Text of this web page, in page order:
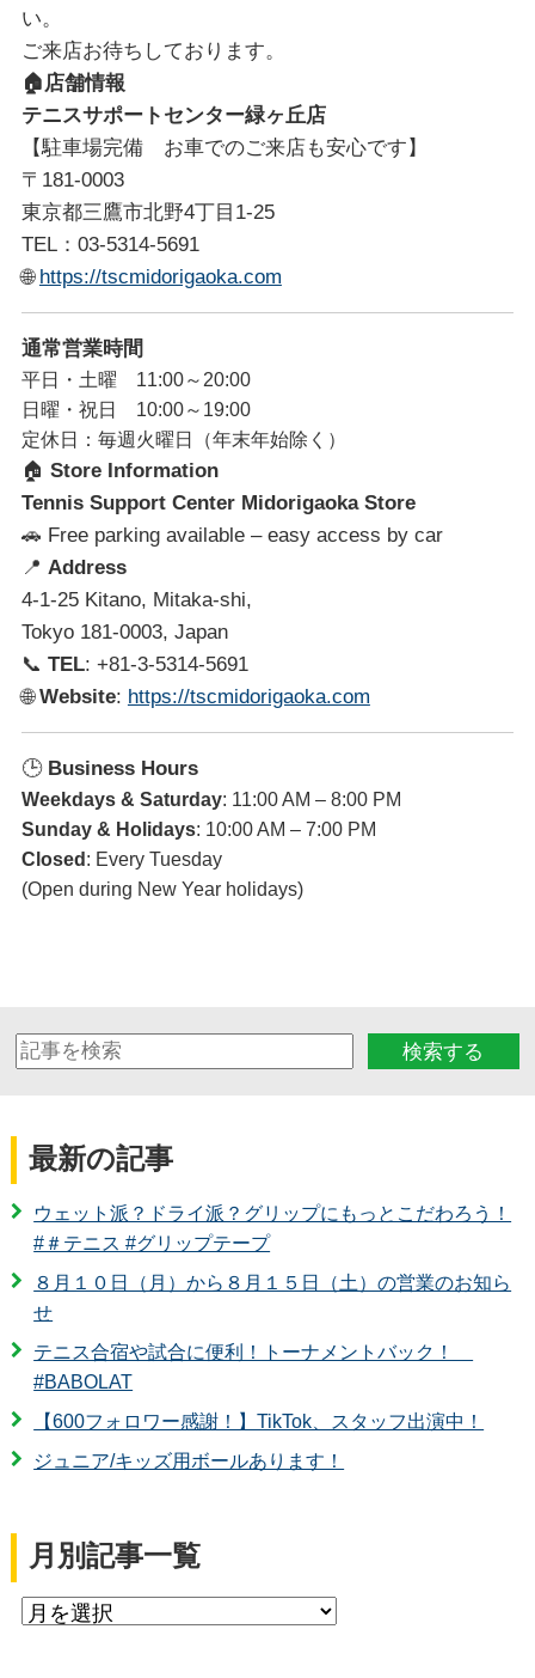
い。
ご来店お待ちしております。
🏠店舗情報
テニスサポートセンター緑ヶ丘店
【駐車場完備 お車でのご来店も安心です】
〒181-0003
東京都三鷹市北野4丁目1-25
TEL：03-5314-5691
🌐 https://tscmidorigaoka.com
通常営業時間
平日・土曜 11:00～20:00
日曜・祝日 10:00～19:00
定休日：毎週火曜日（年末年始除く）
🏠 Store Information
Tennis Support Center Midorigaoka Store
🚗 Free parking available – easy access by car
📍 Address
4-1-25 Kitano, Mitaka-shi,
Tokyo 181-0003, Japan
📞 TEL: +81-3-5314-5691
🌐Website: https://tscmidorigaoka.com
🕒 Business Hours
Weekdays & Saturday: 11:00 AM – 8:00 PM
Sunday & Holidays: 10:00 AM – 7:00 PM
Closed : Every Tuesday
(Open during New Year holidays)
検索する
最新の記事
ウェット派？ドライ派？グリップにもっとこだわろう！
#＃テニス #グリップテープ
８月１０日（月）から８月１５日（土）の営業のお知ら
せ
テニス合宿や試合に便利！トーナメントバック！
#BABOLAT
【600フォロワー感謝！】TikTok、スタッフ出演中！
ジュニア/キッズ用ボールあります！
月別記事一覧